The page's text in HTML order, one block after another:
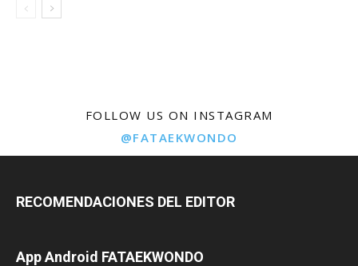
FOLLOW US ON INSTAGRAM
@FATAEKWONDO
RECOMENDACIONES DEL EDITOR
App Android FATAEKWONDO